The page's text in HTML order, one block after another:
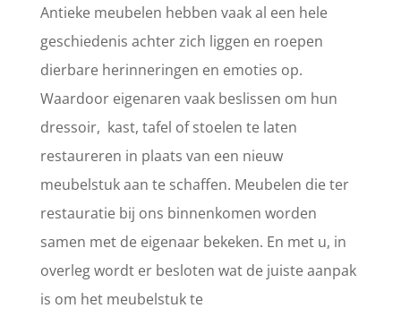
Antieke meubelen hebben vaak al een hele
geschiedenis achter zich liggen en roepen
dierbare herinneringen en emoties op.
Waardoor eigenaren vaak beslissen om hun
dressoir, kast, tafel of stoelen te laten
restaureren in plaats van een nieuw
meubelstuk aan te schaffen. Meubelen die ter
restauratie bij ons binnenkomen worden
samen met de eigenaar bekeken. En met u, in
overleg wordt er besloten wat de juiste aanpak
is om het meubelstuk te